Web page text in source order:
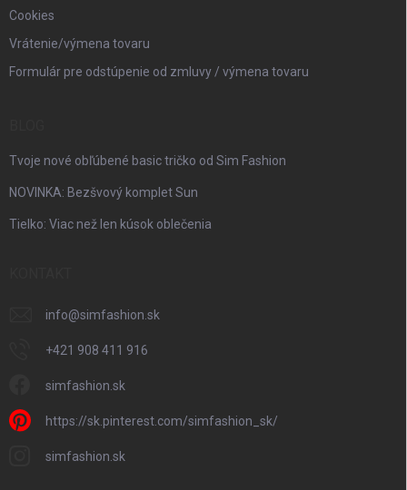
Cookies
Vrátenie/výmena tovaru
Formulár pre odstúpenie od zmluvy / výmena tovaru
Tvoje nové obľúbené basic tričko od Sim Fashion
NOVINKA: Bezšvový komplet Sun
Tielko: Viac než len kúsok oblečenia
info@simfashion.sk
+421 908 411 916
simfashion.sk
https://sk.pinterest.com/simfashion_sk/
simfashion.sk